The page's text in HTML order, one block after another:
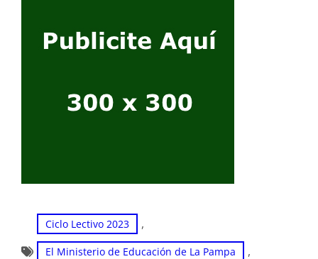
Ciclo Lectivo 2023 ,
El Ministerio de Educación de La Pampa ,